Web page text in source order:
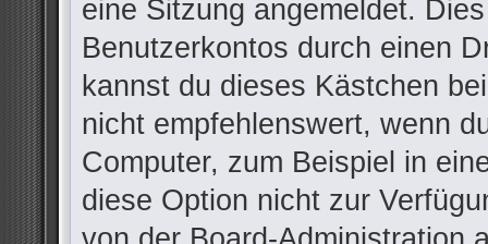
eine Sitzung angemeldet.
Benutzerkontos durch einen
kannst du dieses Kästchen
nicht empfehlenswert, wenn
Computer, zum Beispiel in
diese Option nicht zur